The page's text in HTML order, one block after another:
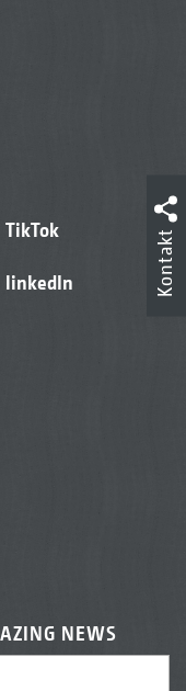
TikTok
linkedIn
NEWS
Kontakt